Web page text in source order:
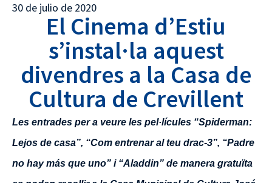
30 de julio de 2020
El Cinema d’Estiu
s’instal·la aquest
divendres a la Casa de
Cultura de Crevillent
Les entrades per a veure les pel·lícules “Spiderman:
Lejos de casa”, “Com entrenar al teu drac-3”, “Padre
no hay más que uno” i “Aladdin” de manera gratuïta